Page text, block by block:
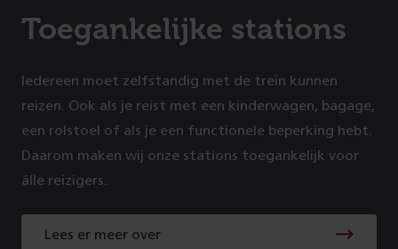
Toegankelijke stations
Iedereen moet zelfstandig met de trein kunnen
reizen. Ook als je reist met een kinderwagen, bagage,
een rolstoel of als je een functionele beperking hebt.
Daarom maken wij onze stations toegankelijk voor
álle reizigers.
Lees er meer over